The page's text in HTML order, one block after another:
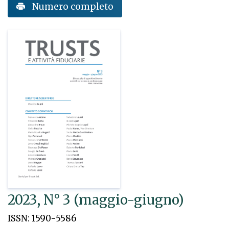
Numero completo
2023, N° 3 (maggio-giugno)
ISSN: 1590-5586